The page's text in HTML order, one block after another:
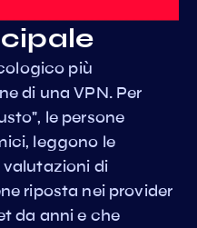
più
di una VPN. Per
le persone
leggono le
valutazioni di
riposta nei provider
da anni e che